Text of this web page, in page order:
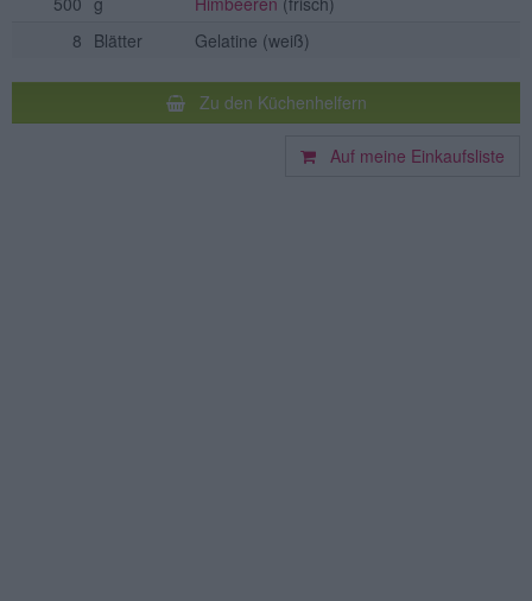
8 Blätter Gelatine (weiß)
Zu den Küchenhelfern
Auf meine Einkaufsliste